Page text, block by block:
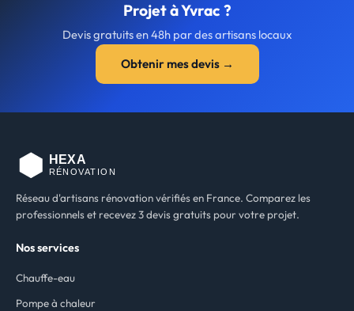
Projet à Yvrac ?
Devis gratuits en 48h par des artisans locaux
Obtenir mes devis →
Réseau d'artisans rénovation vérifiés en France. Comparez les
professionnels et recevez 3 devis gratuits pour votre projet.
Nos services
Chauffe-eau
Pompe à chaleur